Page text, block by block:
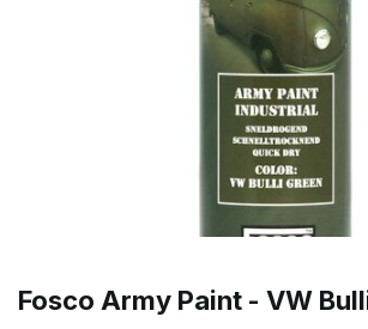
Fosco Army Paint - VW